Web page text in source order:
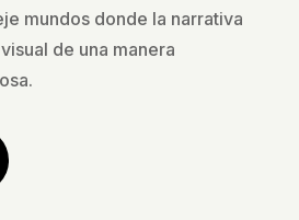
mundos donde la narrativa
de una manera